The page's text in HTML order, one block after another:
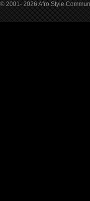
© 2001- 2026 Afro Style